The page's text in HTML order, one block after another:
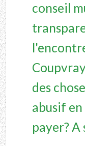
conseil
des
abusif
payer? A